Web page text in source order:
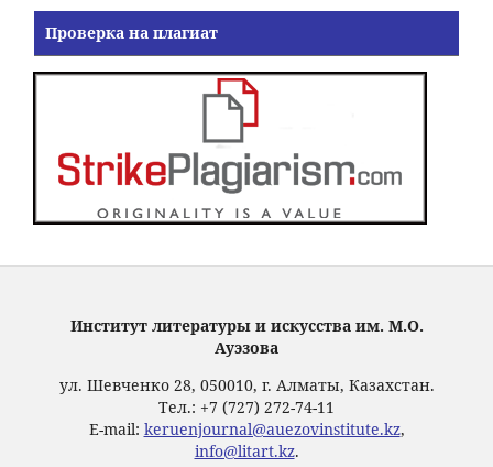
Проверка на плагиат
Институт литературы и искусства им. М.О.
Ауэзова
ул. Шевченко 28, 050010, г. Алматы, Казахстан.
Тел.: +7 (727) 272-74-11
E-mail: keruenjournal@auezovinstitute.kz,
info@litart.kz.